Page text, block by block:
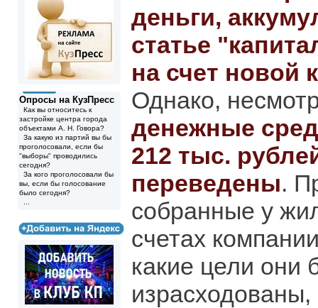
Опросы на КузПресс
Как вы относитесь к
застройке центра города
объектами А. Н. Говора?
За какую из партий вы бы
проголосовали, если бы
"выборы" проводились
сегодня?
За кого проголосовали бы
вы, если бы голосование
было сегодня?
деньги,
статье
на счет новой
Однако,
денежные
212 тыс.
переведены.
собранные у
счетах
какие цели они